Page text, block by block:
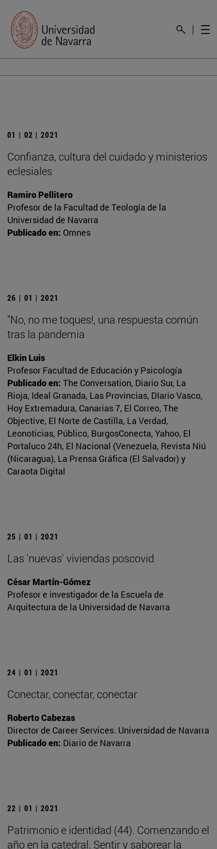
01 | 02 | 2021
Confianza, cultura del cuidado y ministerios
eclesiales
Ramiro Pellitero
Profesor de la Facultad de Teología de la
Universidad de Navarra
Publicado en: Omnes
26 | 01 | 2021
"No, no me toques!, una respuesta común
tras la pandemia
Elkin Luis
Profesor Facultad de Educación y Psicología
Publicado en: The Conversation, Diario Sur, La
Rioja, Ideal Granada, Las Provincias, DIario Vasco,
Hoy Extremadura, Canarias 7, El Correo, The
Objective, El Norte de Castilla, La Verdad,
Leonoticias, Público, BurgosConecta, Yahoo, El
Portaluco 24h, El Nacional (Venezuela, Revista Niú
(Nicaragua), La Prensa Gráfica (El Salvador) y
Caraota Digital
25 | 01 | 2021
Las 'nuevas' viviendas poscovid
César Martín-Gómez
Profesor e investigador de la Escuela de
Arquitectura de la Universidad de Navarra
24 | 01 | 2021
Conectar, conectar, conectar
Roberto Cabezas
Director de Career Services. Universidad de Navarra
Publicado en: Diario de Navarra
22 | 01 | 2021
Patrimonio e identidad (44). Comenzando el
año en la catedral. Sentir y saborear la